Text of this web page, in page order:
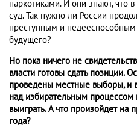
наркотиками. И они знают, что
суд. Так нужно ли России
преступным и
будущего?
Но пока ничего не
власти готовы сдать позиции.
проведены местные выборы, и
над избирательным
выиграть. А что произойдет на
года?